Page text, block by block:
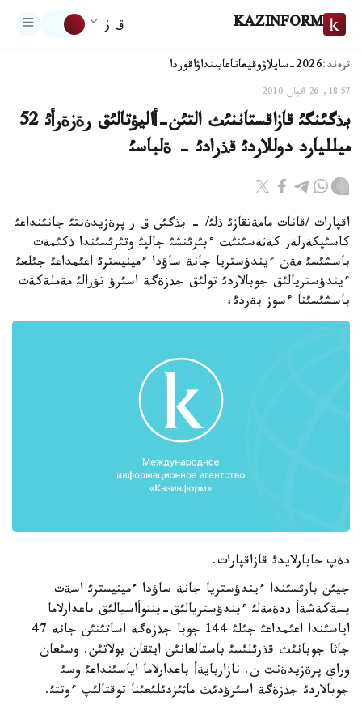
KAZINFORM ق ز
ترەند:2026-سايلاۋ وقيعاتاعايىنداۋاقوردا
18:57, 26 اقپان 2010
بذگئنگئ قازاقستاننئث التئن-أاليؤتالئق رةزةرأئ 52
ميلليارد دوللاردئ قذرادئ - ةلباسئ
اقپارات /قانات مامةتقازئ ذلئ/ - بذگئن ق ر پرةزيدةنتئ جانئنداعئ
كاسئپكةرلةر كةثةسئنئث ءبئرئنشئ جالپئ وتئرئسئندا ذكئمةت
باسشئسئ مةن ءيندؤستريا جانة ساؤدا ءمينيسترئ اعئمداعئ جئلعئ
ءيندؤستريالئق جوبالاردئ تولئق جذزةگة اسئرؤ تؤرالئ مةملةكةت
باسشئسئنا ءسوز بةردئ،
دةپ حابارلايدئ قازاقپارات.
جيئن بارئسئندا ءيندؤستريا جانة ساؤدا ءمينيسترئ اسةت
يسةكةشةأ ذدةمةلئ ءيندؤستريالئق-يننوأاسيالئق باعدارلاما
اياسئندا اعئمداعئ جئلئ 144 جوبا جذزةگة اساتئنئن جانة 47
جاثا جوبانئث قذرئلئسئ باستالعانئن ايتقان بولاتئن. وسئعان
وراي پرةزيدةنت ن. نازاربايةأ باعدارلاما اياسئنداعئ وسئ
جوبالاردئ جذزةگة اسئرؤدئث ماثئزدئلئعئنا توقتالئپ ءوتتئ.